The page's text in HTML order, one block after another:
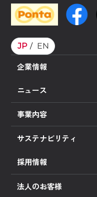
JP EN
企業情報
ニュース
事業内容
サステナビリティ
採用情報
法人のお客様